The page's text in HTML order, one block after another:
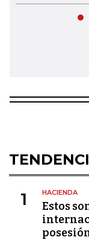
1 HACIENDA
Estos